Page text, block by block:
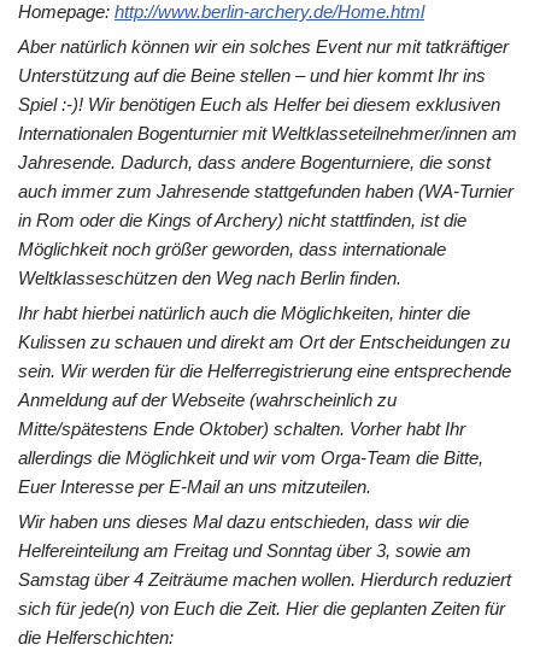
Homepage: http://www.berlin-archery.de/Home.html
Aber natürlich können wir ein solches Event nur mit tatkräftiger
Unterstützung auf die Beine stellen – und hier kommt Ihr ins
Spiel :-)! Wir benötigen Euch als Helfer bei diesem exklusiven
Internationalen Bogenturnier mit Weltklasseteilnehmer/innen am
Jahresende. Dadurch, dass andere Bogenturniere, die sonst
auch immer zum Jahresende stattgefunden haben (WA-Turnier
in Rom oder die Kings of Archery) nicht stattfinden, ist die
Möglichkeit noch größer geworden, dass internationale
Weltklasseschützen den Weg nach Berlin finden.
Ihr habt hierbei natürlich auch die Möglichkeiten, hinter die
Kulissen zu schauen und direkt am Ort der Entscheidungen zu
sein. Wir werden für die Helferregistrierung eine entsprechende
Anmeldung auf der Webseite (wahrscheinlich zu
Mitte/spätestens Ende Oktober) schalten. Vorher habt Ihr
allerdings die Möglichkeit und wir vom Orga-Team die Bitte,
Euer Interesse per E-Mail an uns mitzuteilen.
Wir haben uns dieses Mal dazu entschieden, dass wir die
Helfereinteilung am Freitag und Sonntag über 3, sowie am
Samstag über 4 Zeiträume machen wollen. Hierdurch reduziert
sich für jede(n) von Euch die Zeit. Hier die geplanten Zeiten für
die Helferschichten: